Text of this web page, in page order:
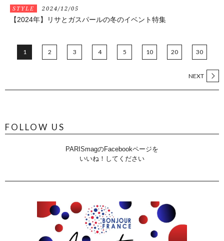
STYLE 2024/12/05
【2024年】リサとガスパールの冬のイベント特集
1 2 3 4 5 10 20 30
NEXT
FOLLOW US
PARISmagのFacebookページを
いいね！してください